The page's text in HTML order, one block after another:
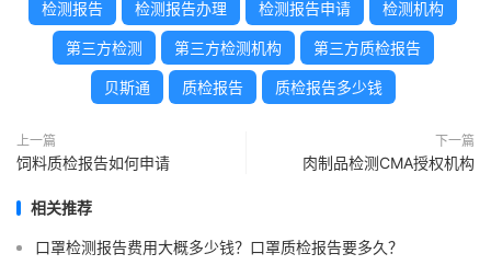
检测报告 检测报告办理 检测报告申请 检测机构
第三方检测 第三方检测机构 第三方质检报告
贝斯通 质检报告 质检报告多少钱
上一篇
饲料质检报告如何申请
下一篇
肉制品检测CMA授权机构
相关推荐
口罩检测报告费用大概多少钱？口罩质检报告要多久？